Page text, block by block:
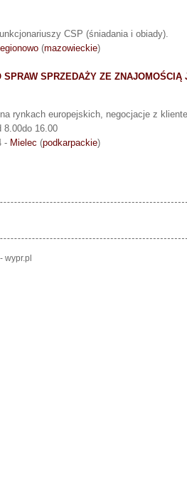
CSP (śniadania i obiady).
(mazowieckie)
SPRZEDAŻY ZE
rynkach europejskich, negocjacje z
8.00do 16.00
- Mielec (podkarpackie)
wypr.pl